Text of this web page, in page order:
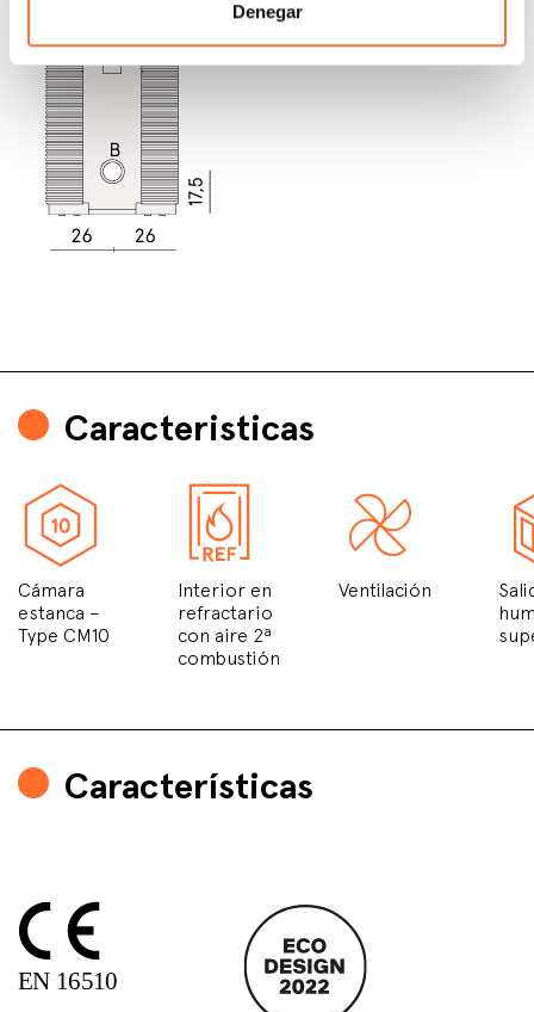
Denegar
Caracteristicas
Cámara
estanca –
Type CM10
Interior en
refractario
con aire 2ª
combustión
Ventilación
Características